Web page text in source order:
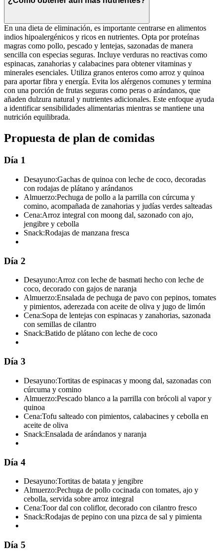
En una dieta de eliminación, es importante centrarse en alimentos
indios hipoalergénicos y ricos en nutrientes. Opta por proteínas
magras como pollo, pescado y lentejas, sazonadas de manera
sencilla con especias seguras. Incluye verduras no reactivas como
espinacas, zanahorias y calabacines para obtener vitaminas y
minerales esenciales. Utiliza granos enteros como arroz y quinoa
para aportar fibra y energía. Evita los alérgenos comunes y termina
con una porción de frutas seguras como peras o arándanos, que
añaden dulzura natural y nutrientes adicionales. Este enfoque ayuda
a identificar sensibilidades alimentarias mientras se mantiene una
nutrición equilibrada.
Propuesta de plan de comidas
Día 1
Desayuno:Gachas de quinoa con leche de coco, decoradas
con rodajas de plátano y arándanos
Almuerzo:Pechuga de pollo a la parrilla con cúrcuma y
comino, acompañada de zanahorias y judías verdes salteadas
Cena:Arroz integral con moong dal, sazonado con ajo,
jengibre y cebolla
Snack:Rodajas de manzana fresca
Día 2
Desayuno:Arroz con leche de basmati hecho con leche de
coco, decorado con gajos de naranja
Almuerzo:Ensalada de pechuga de pavo con pepinos, tomates
y pimientos, aderezada con aceite de oliva y jugo de limón
Cena:Sopa de lentejas con espinacas y zanahorias, sazonada
con semillas de cilantro
Snack:Batido de plátano con leche de coco
Día 3
Desayuno:Tortitas de espinacas y moong dal, sazonadas con
cúrcuma y comino
Almuerzo:Pescado blanco a la parrilla con brócoli al vapor y
quinoa
Cena:Tofu salteado con pimientos, calabacines y cebolla en
aceite de oliva
Snack:Ensalada de arándanos y naranja
Día 4
Desayuno:Tortitas de batata y jengibre
Almuerzo:Pechuga de pollo cocinada con tomates, ajo y
cebolla, servida sobre arroz integral
Cena:Toor dal con coliflor, decorado con cilantro fresco
Snack:Rodajas de pepino con una pizca de sal y pimienta
Día 5